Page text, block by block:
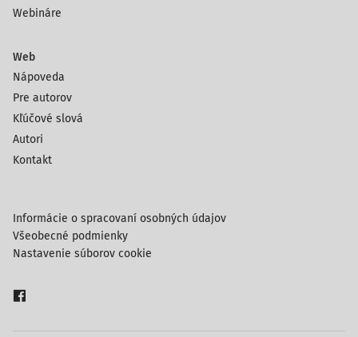
Webináre
Web
Nápoveda
Pre autorov
Kľúčové slová
Autori
Kontakt
Informácie o spracovaní osobných údajov
Všeobecné podmienky
Nastavenie súborov cookie